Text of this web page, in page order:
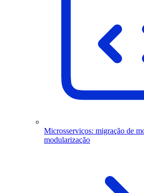
Microsserviços: migração de
modularização